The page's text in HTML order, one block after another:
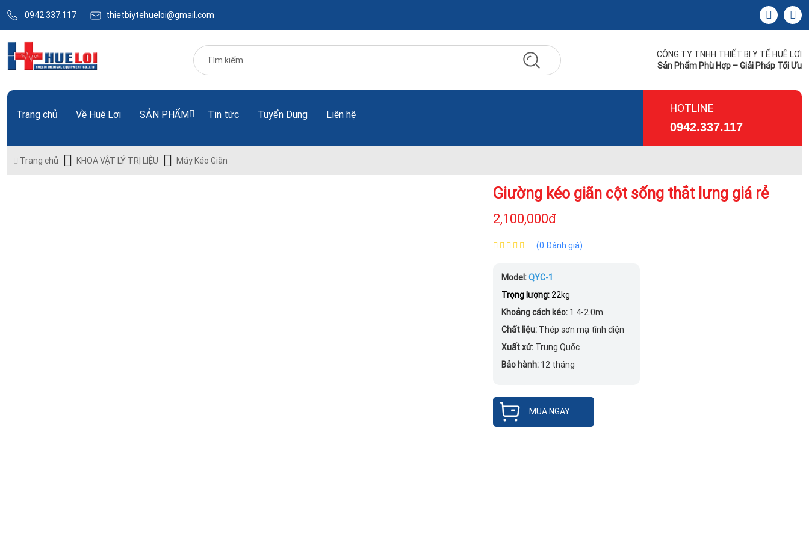
0942.337.117 thietbiytehueloi@gmail.com
CÔNG TY TNHH THIẾT BỊ Y TẾ HUÊ LỢI
Sản Phẩm Phù Hợp – Giải Pháp Tối Ưu
Trang chủ Về Huê Lợi SẢN PHẨM Tin tức Tuyển Dụng Liên hệ HOTLINE
0942.337.117
Trang chủ KHOA VẬT LÝ TRỊ LIỆU Máy Kéo Giãn
Giường kéo giãn cột sống thắt lưng giá rẻ
2,100,000đ
(0 Đánh giá)
Model:QYC-1
Trọng lượng: 22kg
Khoảng cách kéo: 1.4-2.0m
Chất liệu: Thép sơn mạ tĩnh điện
Xuất xứ: Trung Quốc
Bảo hành: 12 tháng
MUA NGAY